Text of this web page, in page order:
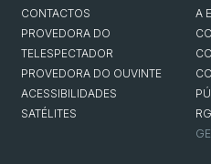
CONTACTOS
PROVEDORA DO
TELESPECTADOR
PROVEDORA DO OUVINTE
ACESSIBILIDADES
SATÉLITES
A